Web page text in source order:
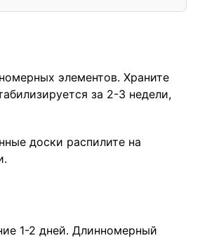
элементов. Храните
за 2-3 недели,
доски распилите на
1-2 дней. Длинномерный